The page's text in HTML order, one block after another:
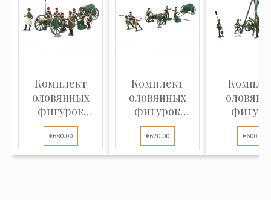
Комплект
оловянных
фигурок
"Расчёт 12-фн.
пушки пешей
артиллерии,
€680.00
Комплект
оловянных
фигурок
"Расчёт 12-фн.
пушки пешей
артиллерии,
€620.00
"Расчёт
пушки
€600.00